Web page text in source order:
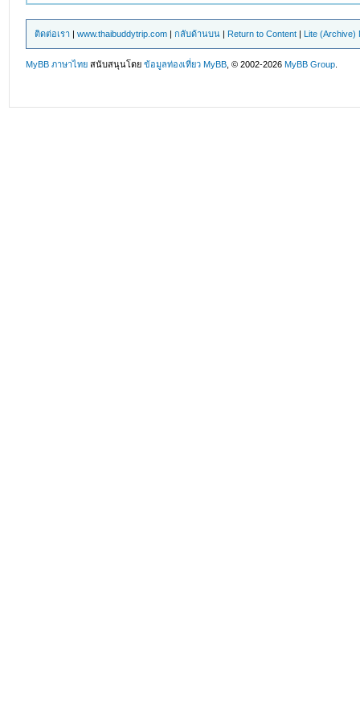
ติดต่อเรา |www.thaibuddytrip.com |กลับด้านบน | Return to Content | Lite (Archive)
MyBB ภาษาไทย สนับสนุนโดยข้อมูลท่องเที่ยว MyBB , © 2002-2026MyBB Group